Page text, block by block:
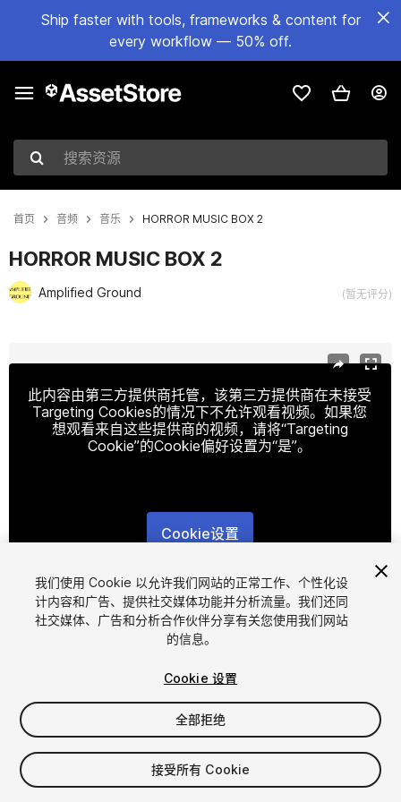
Ship faster with tools, frameworks & content for
every workflow — 50% off.
搜索资源
首页 音频 音乐 HORROR MUSIC BOX 2
HORROR MUSIC BOX 2
Amplified Ground (暂无评分)
此内容由第三方提供商托管，该第三方提供商在未接受
Targeting Cookies的情况下不允许观看视频。如果您
想观看来自这些提供商的视频，请将“Targeting
Cookie”的Cookie偏好设置为“是”。
Cookie设置
1/3
$14.99
增值税将在结算时计算
我们使用 Cookie 以允许我们网站的正常工作、个性化设
计内容和广告、提供社交媒体功能并分析流量。我们还同
社交媒体、广告和分析合作伙伴分享有关您使用我们网站
的信息。
Cookie 设置
全部拒绝
接受所有 Cookie